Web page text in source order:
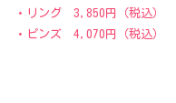
・リング 3,850円（税込）
・ピンズ 4,070円（税込）